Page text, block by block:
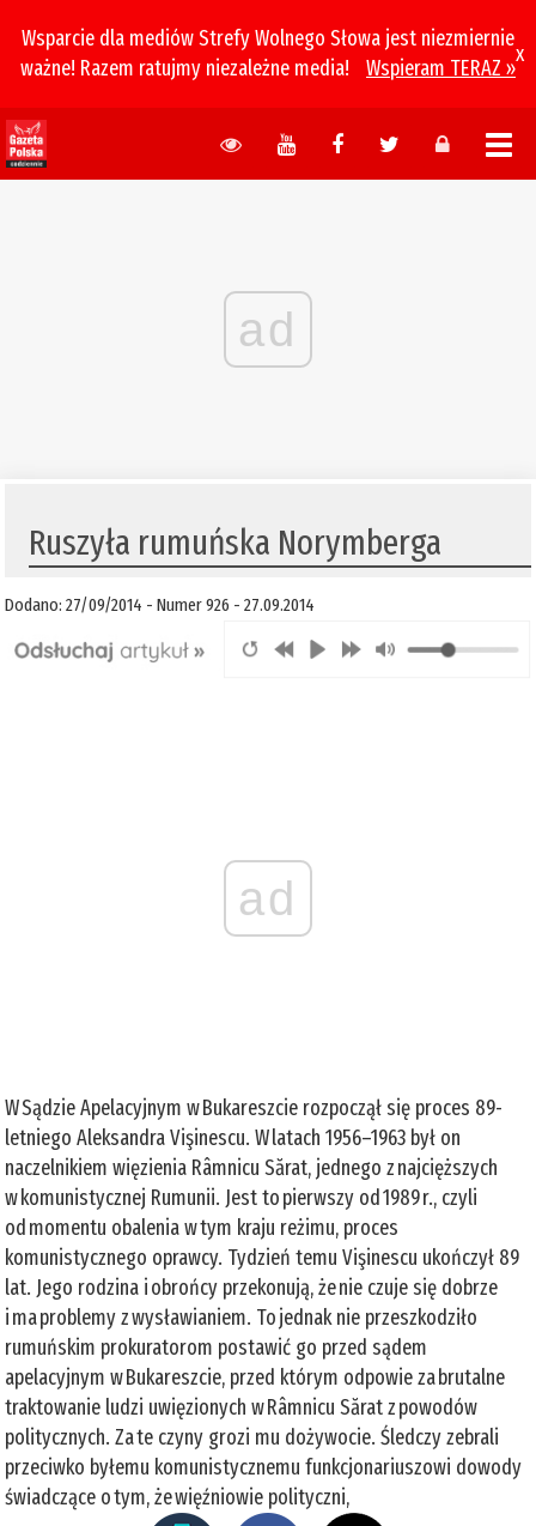
Wsparcie dla mediów Strefy Wolnego Słowa jest niezmiernie
ważne! Razem ratujmy niezależne media!
Wspieram TERAZ »
x
ad
Ruszyła rumuńska Norymberga
Dodano: 27/09/2014 - Numer 926 - 27.09.2014
ad
W Sądzie Apelacyjnym w Bukareszcie rozpoczął się proces 89-
letniego Aleksandra Vişinescu. W latach 1956–1963 był on
naczelnikiem więzienia Râmnicu Sărat, jednego z najcięższych
w komunistycznej Rumunii. Jest to pierwszy od 1989 r., czyli
od momentu obalenia w tym kraju reżimu, proces
komunistycznego oprawcy. Tydzień temu Vişinescu ukończył 89
lat. Jego rodzina i obrońcy przekonują, że nie czuje się dobrze
i ma problemy z wysławianiem. To jednak nie przeszkodziło
rumuńskim prokuratorom postawić go przed sądem
apelacyjnym w Bukareszcie, przed którym odpowie za brutalne
traktowanie ludzi uwięzionych w Râmnicu Sărat z powodów
politycznych. Za te czyny grozi mu dożywocie. Śledczy zebrali
przeciwko byłemu komunistycznemu funkcjonariuszowi dowody
świadczące o tym, że więźniowie polityczni,